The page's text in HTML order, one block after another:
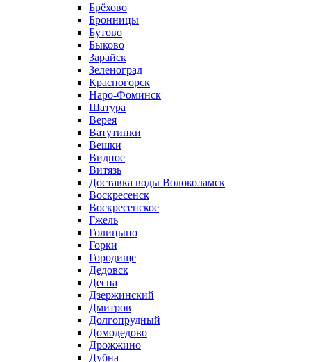
Брёхово
Бронницы
Бутово
Быково
Зарайск
Зеленоград
Красногорск
Наро-Фоминск
Шатура
Верея
Ватутинки
Вешки
Видное
Витязь
Доставка воды Волоколамск
Воскресенск
Воскресенское
Гжель
Голицыно
Горки
Городище
Дедовск
Десна
Дзержинский
Дмитров
Долгопрудный
Домодедово
Дрожжино
Дубна